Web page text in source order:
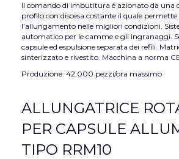
Il comando di imbutitura è azionato da una
profilo con discesa costante il quale
l’allungamento nelle migliori condizioni.
automatico per le camme e gli ingranaggi.
capsule ed espulsione separata dei refili.
sinterizzato e rivestito. Macchina a norma
Produzione: 42.000 pezzi/ora massimo
ALLUNGATRICE
PER CAPSULE
TIPO RRM10